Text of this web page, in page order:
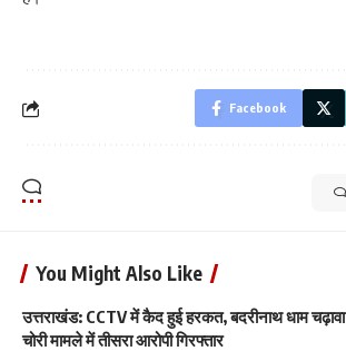
Facebook
You Might Also Like
उत्तराखंड: CCTV में कैद हुई हरकत, बदरीनाथ धाम चढ़ावा
चोरी मामले में तीसरा आरोपी गिरफ्तार